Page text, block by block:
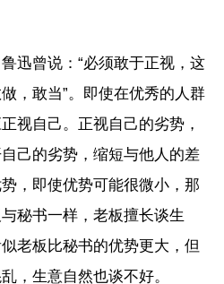
迅曾说：“必须敢于正视，这
，敢当”。即使在优秀的人群
视自己。正视自己的劣势，
己的劣势，缩短与他人的差
，即使优势可能很微小，那
秘书一样，老板擅长谈生
老板比秘书的优势更大，但
，生意自然也谈不好。